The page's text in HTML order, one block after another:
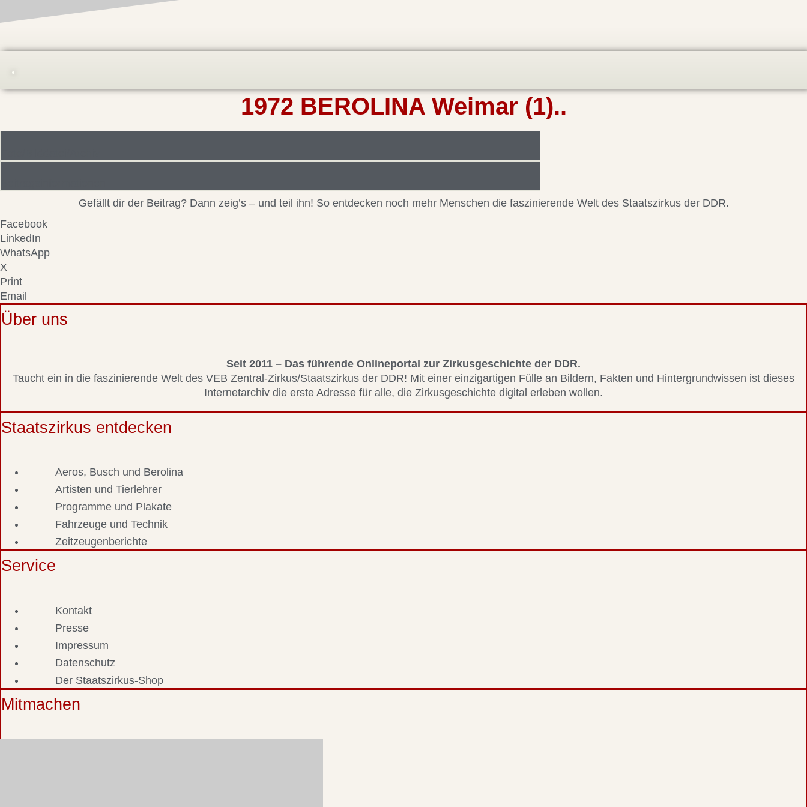
1972 BEROLINA Weimar (1)..
Gefällt dir der Beitrag? Dann zeig’s – und teil ihn! So entdecken noch mehr Menschen die faszinierende Welt des Staatszirkus der DDR.
Facebook
LinkedIn
WhatsApp
X
Print
Email
Über uns
Seit 2011 – Das führende Onlineportal zur Zirkusgeschichte der DDR.
Taucht ein in die faszinierende Welt des VEB Zentral-Zirkus/Staatszirkus der DDR! Mit einer einzigartigen Fülle an Bildern, Fakten und Hintergrundwissen ist dieses
Internetarchiv die erste Adresse für alle, die Zirkusgeschichte digital erleben wollen.
Staatszirkus entdecken
Aeros, Busch und Berolina
Artisten und Tierlehrer
Programme und Plakate
Fahrzeuge und Technik
Zeitzeugenberichte
Service
Kontakt
Presse
Impressum
Datenschutz
Der Staatszirkus-Shop
Mitmachen